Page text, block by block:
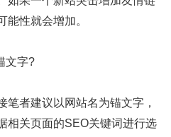
能性就会增加。
文字?
者建议以网站名为锚文字，
相关页面的SEO关键词进行选